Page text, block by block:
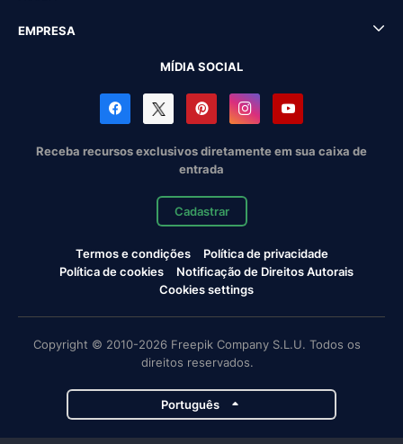
EMPRESA
MÍDIA SOCIAL
Receba recursos exclusivos diretamente em sua caixa de
entrada
Cadastrar
Termos e condições
Política de privacidade
Política de cookies
Notificação de Direitos Autorais
Cookies settings
Copyright © 2010-2026 Freepik Company S.L.U. Todos os
direitos reservados.
Português